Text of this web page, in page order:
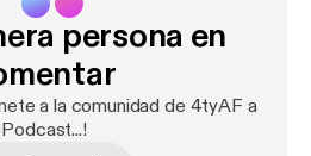
persona en
a la comunidad de 4tyAF a
Podcast...!